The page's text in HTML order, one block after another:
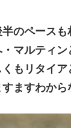
のペース
マルティ
もリタイ
ますわから